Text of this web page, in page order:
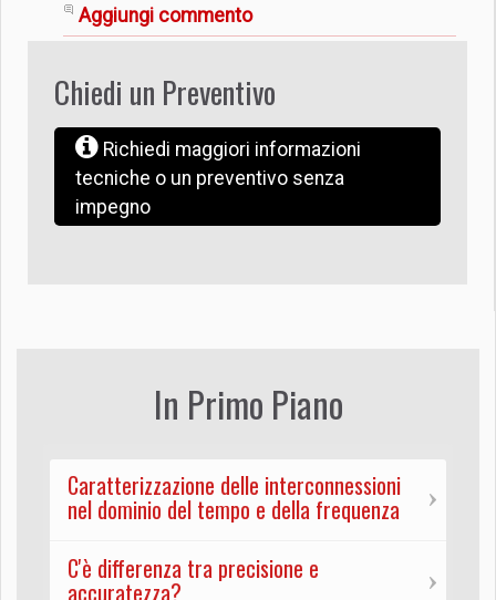
Aggiungi commento
Chiedi un Preventivo
Richiedi maggiori informazioni
tecniche o un preventivo senza
impegno
In Primo Piano
Caratterizzazione delle interconnessioni
nel dominio del tempo e della frequenza
C'è differenza tra precisione e
accuratezza?